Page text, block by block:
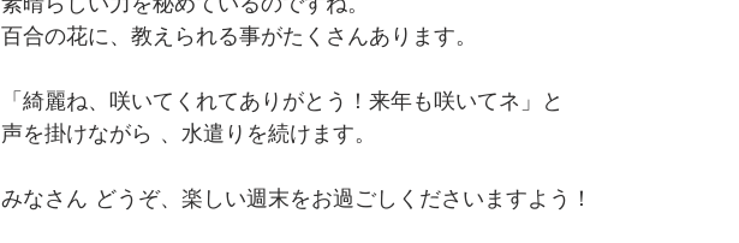
百合の花に、教えられる事がたくさんあります。
「綺麗ね、咲いてくれてありがとう！来年も咲いてネ」と
声を掛けながら 、水遣りを続けます。
みなさん どうぞ、楽しい週末をお過ごしくださいますよう！